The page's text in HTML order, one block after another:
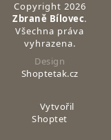
Copyright 2026
Zbraně Bílovec.
Všechna práva
vyhrazena.
Design
Shoptetak.cz
Vytvořil
Shoptet